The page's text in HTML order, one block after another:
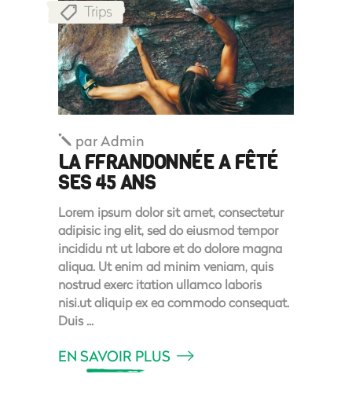
Trips
parAdmin
LA FFRANDONNÉE A FÊTÉ
SES 45 ANS
Lorem ipsum dolor sit amet, consectetur
adipisic ing elit, sed do eiusmod tempor
incididu nt ut labore et do dolore magna
aliqua. Ut enim ad minim veniam, quis
nostrud exerc itation ullamco laboris
nisi.ut aliquip ex ea commodo consequat.
Duis
EN SAVOIR PLUS